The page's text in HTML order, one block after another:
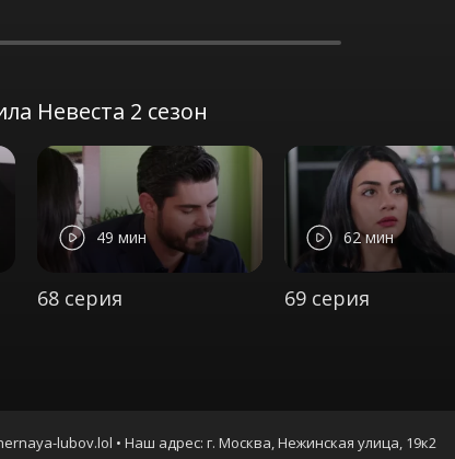
Невеста 2 сезон
49 мин
68 серия
62 мин
69 серия
lubov.lol • Наш адрес: г. Москва, Нежинская улица, 19к2